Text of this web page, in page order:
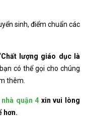
sinh, điểm chuẩn các
lượng giáo dục là
có thể gọi cho chúng
thêm.
quận 4 xin vui lòng
hơn.